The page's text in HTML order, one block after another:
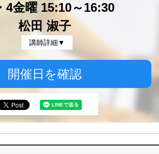
4金曜 15:10～16:30
松田 淑子
講師詳細▼
開催日を確認